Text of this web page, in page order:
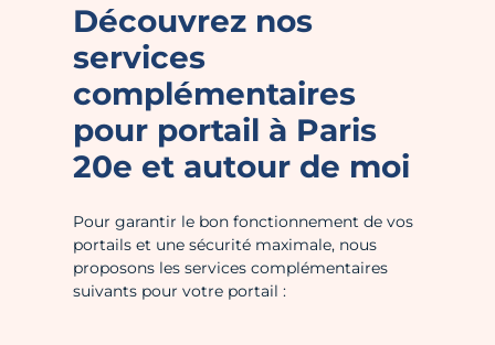
Découvrez nos
services
complémentaires
pour portail à Paris
20e et autour de moi
Pour garantir le bon fonctionnement de vos
portails et une sécurité maximale, nous
proposons les services complémentaires
suivants pour votre portail :